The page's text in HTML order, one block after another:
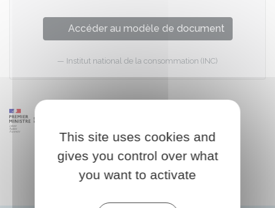
Accéder au modèle de document
Institut national de la consommation (INC)
This site uses cookies and
gives you control over what
you want to activate